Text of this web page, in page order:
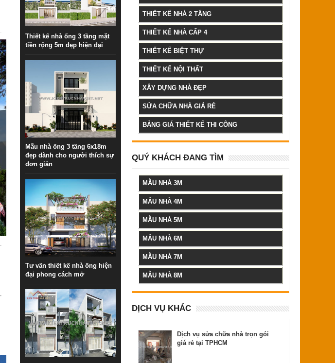
THIẾT KẾ NHÀ 2 TẦNG
THIẾT KẾ NHÀ CẤP 4
THIẾT KẾ BIỆT THỰ
THIẾT KẾ NỘI THẤT
XÂY DỰNG NHÀ ĐẸP
SỬA CHỮA NHÀ GIÁ RẺ
BẢNG GIÁ THIẾT KẾ THI CÔNG
QUÝ KHÁCH ĐANG TÌM
MẪU NHÀ 3M
MẪU NHÀ 4M
MẪU NHÀ 5M
MẪU NHÀ 6M
MẪU NHÀ 7M
MẪU NHÀ 8M
DỊCH VỤ KHÁC
Dịch vụ sửa chữa nhà trọn gói
giá rẻ tại TPHCM
Thiết kế nhà ống 3 tầng mặt
tiền rộng 5m đẹp hiện đại
Mẫu nhà ống 3 tầng 6x18m
đẹp dành cho người thích sự
đơn giản
Tư vấn thiết kế nhà ống hiện
đại phong cách mở